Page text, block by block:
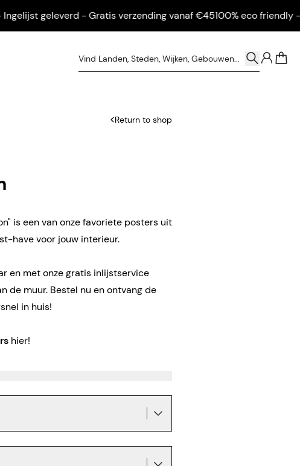
geleverd - Gratis verzending vanaf €45100% eco friendly -
Return to shop
is een van onze favoriete posters uit
have voor jouw interieur.
en met onze gratis inlijstservice
de muur. Bestel nu en ontvang de
in huis!
hier!